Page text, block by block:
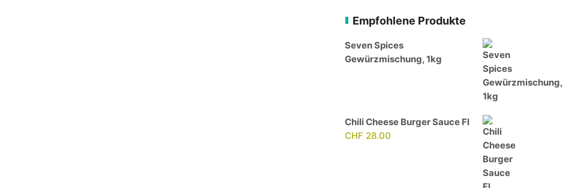
Empfohlene Produkte
Seven Spices
Gewürzmischung, 1kg
Chili Cheese Burger Sauce Fl
CHF 28.00